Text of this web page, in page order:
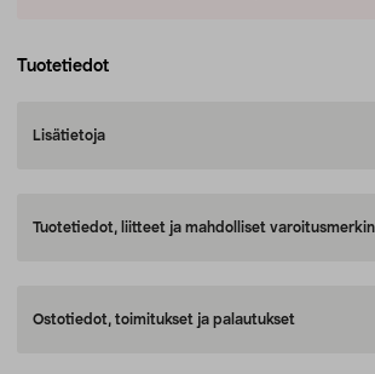
Tuotetiedot
Lisätietoja
Tuotetiedot, liitteet ja mahdolliset
Ostotiedot, toimitukset ja palautukset